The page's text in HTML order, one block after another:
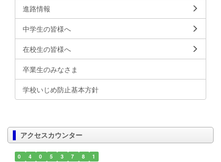
進路情報
中学生の皆様へ
在校生の皆様へ
卒業生のみなさま
学校いじめ防止基本方針
アクセスカウンター
0 4 0 5 3 7 8 1